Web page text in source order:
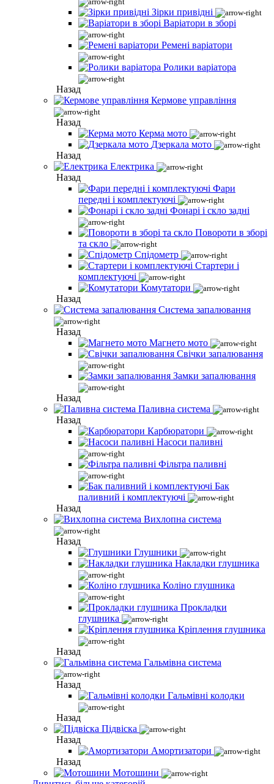
Зірки привідні
Варіатори в зборі
Ремені варіатори
Ролики варіатора
Назад
Кермове управління
Назад
Керма мото
Дзеркала мото
Назад
Електрика
Назад
Фари
передні і комплектуючі
Фонарі і скло задні
Повороти в зборі
та скло
Спідометр
Стартери і
комплектуючі
Комутатори
Назад
Система запалювання
Назад
Магнето мото
Свічки запалювання
Замки запалювання
Назад
Паливна система
Назад
Карбюратори
Насоси паливні
Фільтра паливні
Бак
паливний і комплектуючі
Назад
Вихлопна система
Назад
Глушники
Накладки глушника
Коліно глушника
Прокладки
глушника
Кріплення глушника
Назад
Гальмівна система
Назад
Гальмівні колодки
Назад
Підвіска
Назад
Амортизатори
Назад
Мотошини